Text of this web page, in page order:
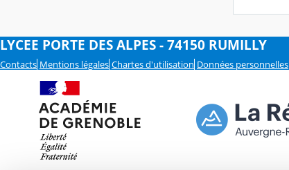
LYCEE PORTE DES ALPES - 74150 RUMILLY
Contacts Mentions légales Chartes d'utilisation Données personnelles